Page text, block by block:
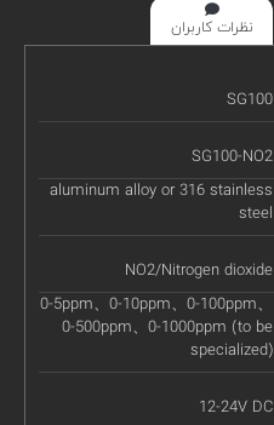
نظرات کاربران
SG100
SG100-NO2
aluminum alloy or 316 stainless
steel
NO2/Nitrogen dioxide
0-5ppm、0-10ppm、0-100ppm、
0-500ppm、0-1000ppm (to be
specialized)
12-24V DC